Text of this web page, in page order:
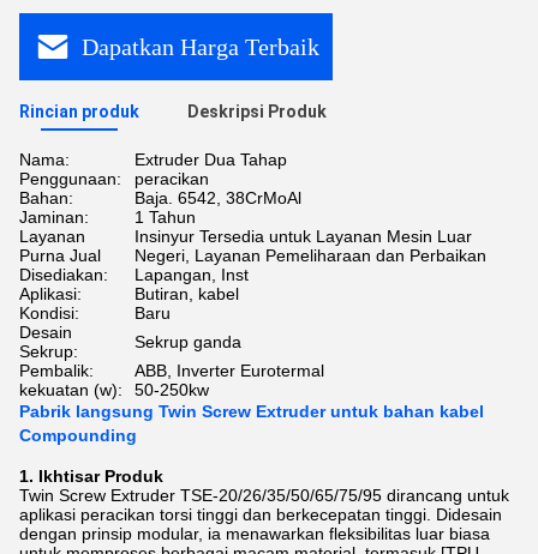
Dapatkan Harga Terbaik
Rincian produk Deskripsi Produk
Nama:
Extruder Dua Tahap
Penggunaan:
peracikan
Bahan:
Baja. 6542, 38CrMoAl
Jaminan:
1 Tahun
Layanan
Purna Jual
Disediakan:
Insinyur Tersedia untuk Layanan Mesin Luar
Negeri, Layanan Pemeliharaan dan Perbaikan
Lapangan, Inst
Aplikasi:
Butiran, kabel
Kondisi:
Baru
Desain
Sekrup:
Sekrup ganda
Pembalik:
ABB, Inverter Eurotermal
kekuatan (w):
50-250kw
Pabrik langsung Twin Screw Extruder untuk bahan kabel
Compounding
1. Ikhtisar Produk
Twin Screw Extruder TSE-20/26/35/50/65/75/95 dirancang untuk
aplikasi peracikan torsi tinggi dan berkecepatan tinggi. Didesain
dengan prinsip modular, ia menawarkan fleksibilitas luar biasa